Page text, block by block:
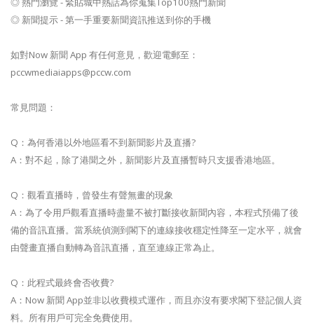
◎ 新聞提示 - 第一手重要新聞資訊推送到你的手機
如對Now 新聞 App 有任何意見，歡迎電郵至：
pccwmediaiapps@pccw.com
常見問題：
Q：為何香港以外地區看不到新聞影片及直播?
A：對不起，除了港聞之外，新聞影片及直播暫時只支援香港地區。
Q：觀看直播時，曾發生有聲無畫的現象
A：為了令用戶觀看直播時盡量不被打斷接收新聞內容，本程式預備了後
備的音訊直播。當系統偵測到閣下的連線接收穩定性降至一定水平，就會
由聲畫直播自動轉為音訊直播，直至連線正常為止。
Q：此程式最終會否收費?
A：Now 新聞 App並非以收費模式運作，而且亦沒有要求閣下登記個人資
料。所有用戶可完全免費使用。